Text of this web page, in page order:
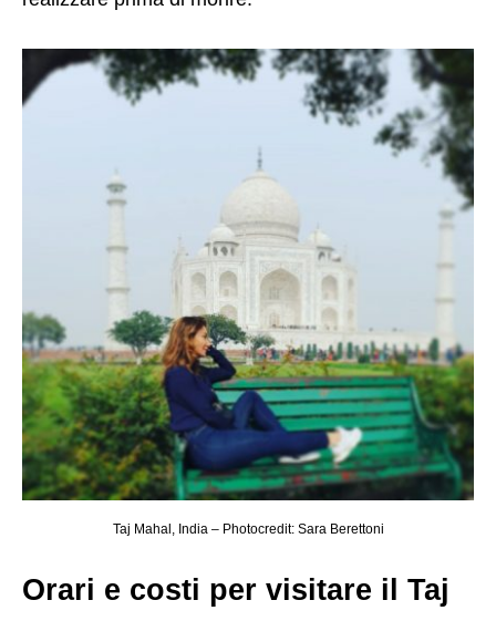
Taj Mahal, India – Photocredit: Sara Berettoni
Orari e costi per visitare il Taj